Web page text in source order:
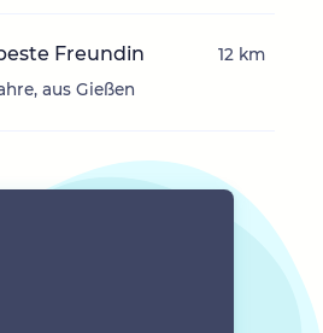
Freundin
aus Gießen
12 km